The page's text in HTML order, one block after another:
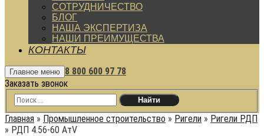
СОТРУДНИЧЕСТВО
БЛОГ
НАША ЭКСПЕРТИЗА
НАШИ ПРЕИМУЩЕСТВА
КОНТАКТЫ
Главное меню 8 800 600 97 78
Заказать звонок
Главная » Промышленное строительство » Ригели » Ригели РДП
» РДП 4.56-60 АтV